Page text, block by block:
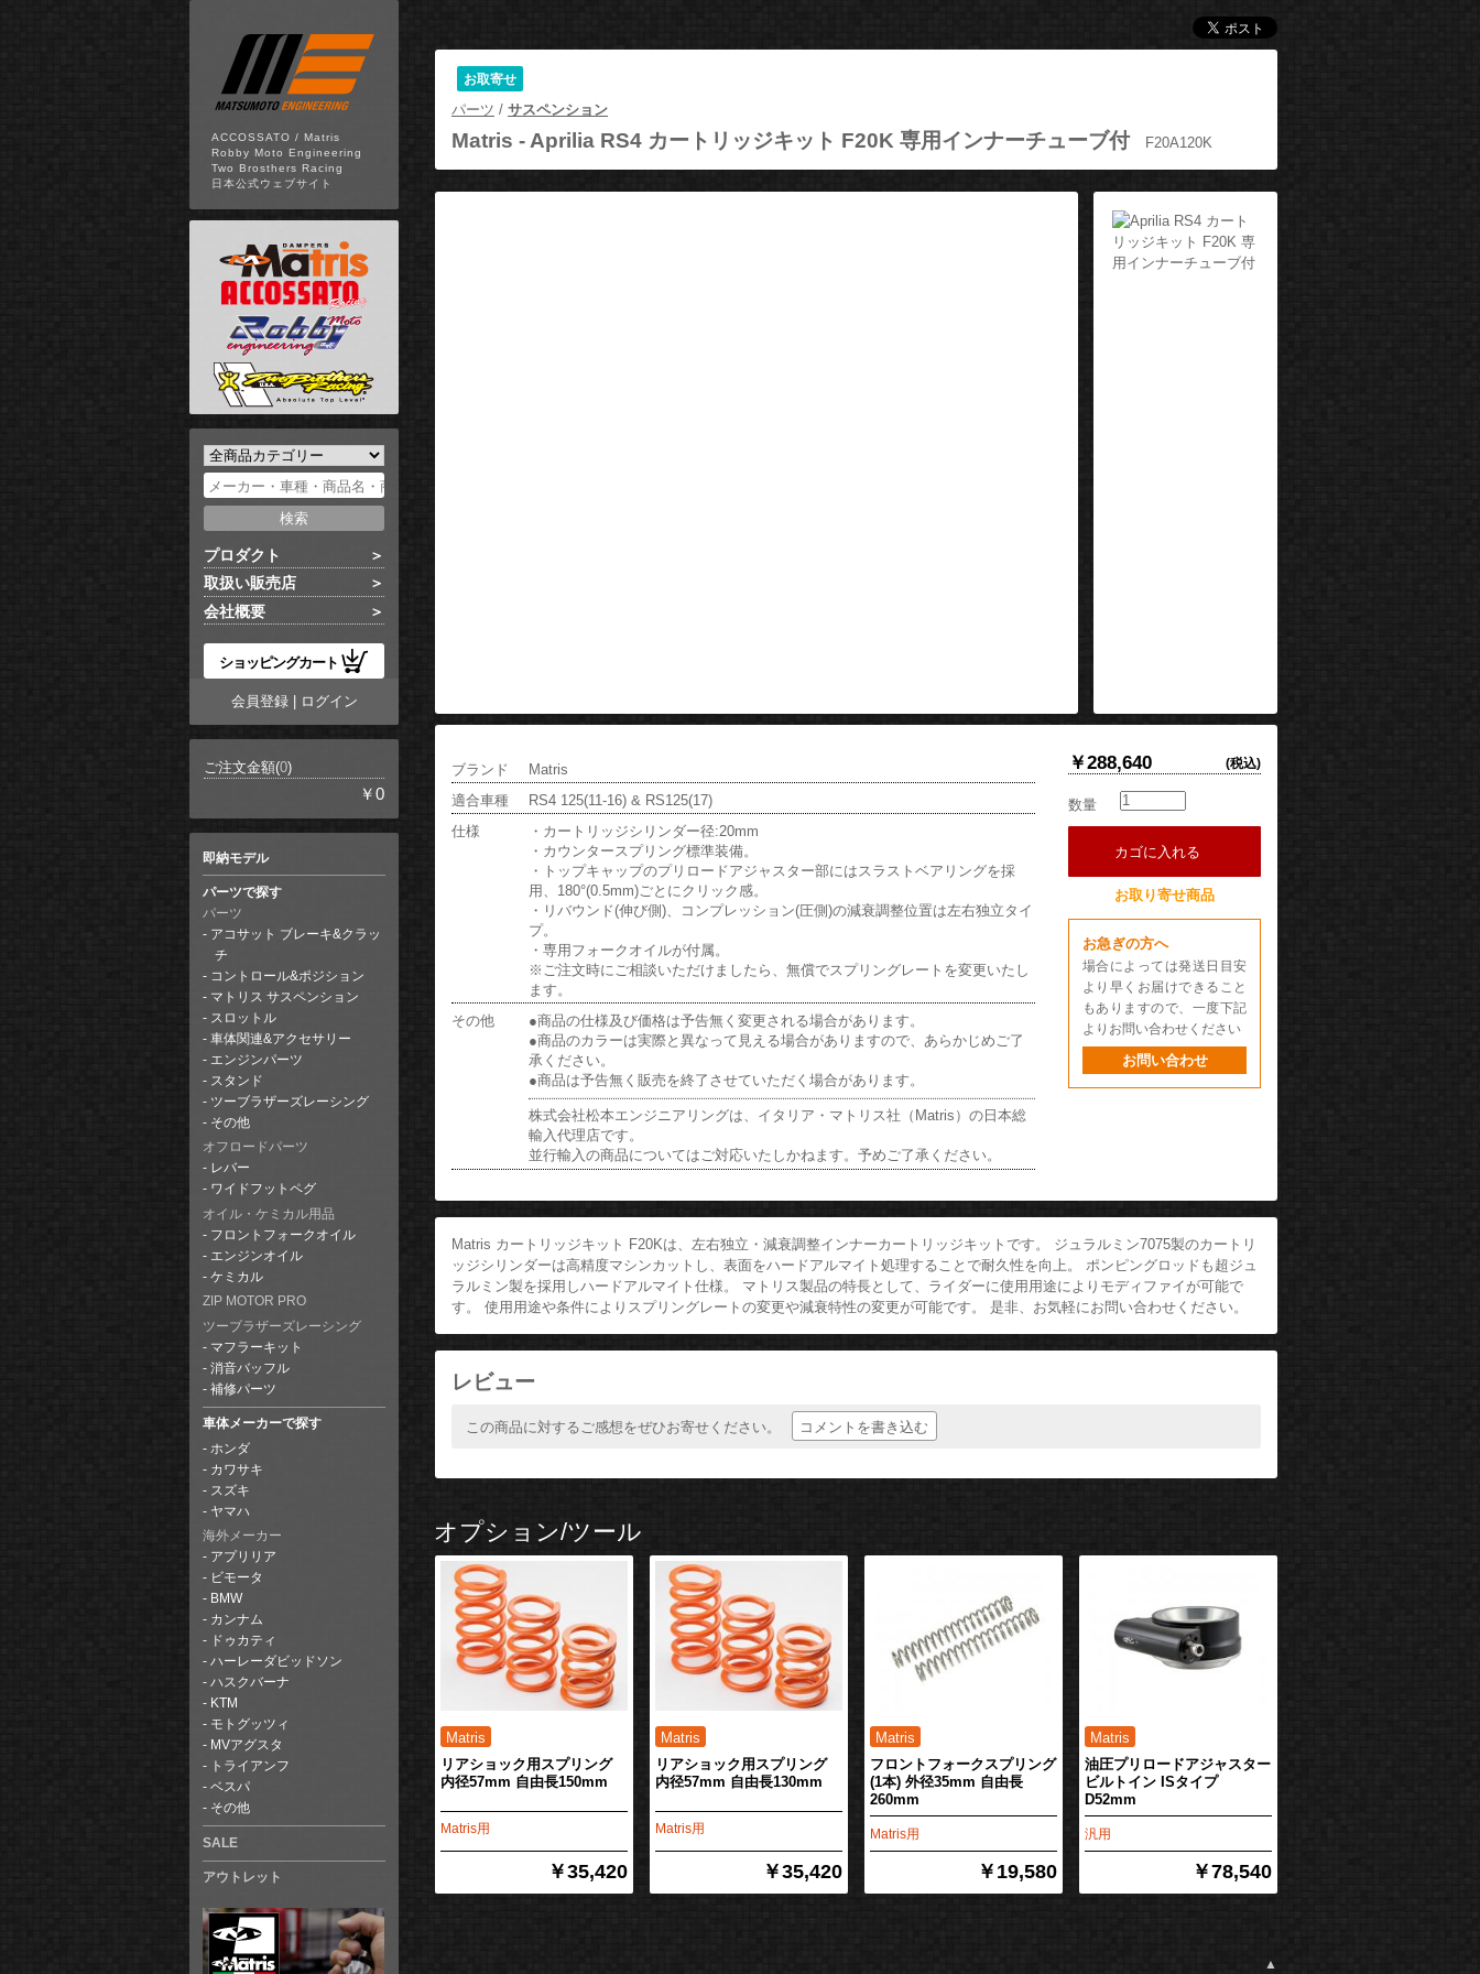
ACCOSSATO / Matris
Robby Moto Engineering
Two Brosthers Racing
日本公式ウェブサイト
プロダクト
取扱い販売店
会社概要
ショッピングカート
会員登録| ログイン
ご注文金額(0)
￥0
即納モデル
パーツで探す
パーツ
アコサット ブレーキ&クラッ
チ
コントロール&ポジション
マトリス サスペンション
スロットル
車体関連&アクセサリー
エンジンパーツ
スタンド
ツーブラザーズレーシング
その他
オフロードパーツ
レバー
ワイドフットペグ
オイル・ケミカル用品
フロントフォークオイル
エンジンオイル
ケミカル
ZIP MOTOR PRO
ツーブラザーズレーシング
マフラーキット
消音バッフル
補修パーツ
車体メーカーで探す
ホンダ
カワサキ
スズキ
ヤマハ
海外メーカー
アプリリア
ビモータ
BMW
カンナム
ドゥカティ
ハーレーダビッドソン
ハスクバーナ
KTM
モトグッツィ
MVアグスタ
トライアンフ
ベスパ
その他
SALE
アウトレット
お取寄せ
パーツ / サスペンション
Matris -Aprilia RS4 カートリッジキット F20K 専用インナーチューブ付 F20A120K
￥288,640 (税込)
数量
カゴに入れる
お取り寄せ商品
お急ぎの方へ
場合によっては発送日目安
より早くお届けできること
もありますので、一度下記
よりお問い合わせください
お問い合わせ
ブランド
Matris
適合車種
RS4 125(11-16) & RS125(17)
仕様
・カートリッジシリンダー径:20mm
・カウンタースプリング標準装備。
・トップキャップのプリロードアジャスター部にはスラストベアリングを採
用、180°(0.5mm)ごとにクリック感。
・リバウンド(伸び側)、コンプレッション(圧側)の減衰調整位置は左右独立タイ
プ。
・専用フォークオイルが付属。
※ご注文時にご相談いただけましたら、無償でスプリングレートを変更いたし
ます。
その他
●商品の仕様及び価格は予告無く変更される場合があります。
●商品のカラーは実際と異なって見える場合がありますので、あらかじめご了
承ください。
●商品は予告無く販売を終了させていただく場合があります。
株式会社松本エンジニアリングは、イタリア・マトリス社（Matris）の日本総
輸入代理店です。
並行輸入の商品についてはご対応いたしかねます。予めご了承ください。
Matris カートリッジキット F20Kは、左右独立・減衰調整インナーカートリッジキットです。 ジュラルミン7075製のカートリ
ッジシリンダーは高精度マシンカットし、表面をハードアルマイト処理することで耐久性を向上。 ポンピングロッドも超ジュ
ラルミン製を採用しハードアルマイト仕様。 マトリス製品の特長として、ライダーに使用用途によりモディファイが可能で
す。 使用用途や条件によりスプリングレートの変更や減衰特性の変更が可能です。 是非、お気軽にお問い合わせください。
レビュー
この商品に対するご感想をぜひお寄せください。 コメントを書き込む
オプション/ツール
リアショック用スプリング
内径57mm 自由長150mm
Matris用
￥35,420
リアショック用スプリング
内径57mm 自由長130mm
Matris用
￥35,420
フロントフォークスプリング
(1本) 外径35mm 自由長
260mm
Matris用
￥19,580
油圧プリロードアジャスター
ビルトイン ISタイプ
D52mm
汎用
￥78,540
▲